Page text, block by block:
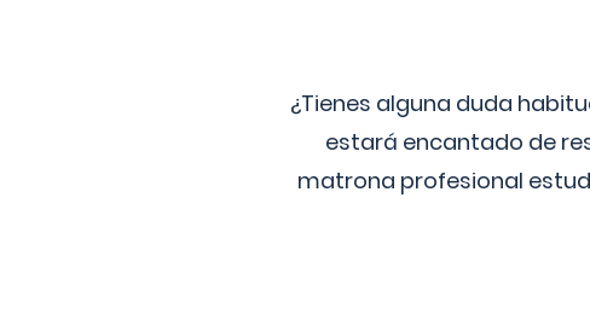
¿Tienes alguna duda
estará encantado de
matrona profesional